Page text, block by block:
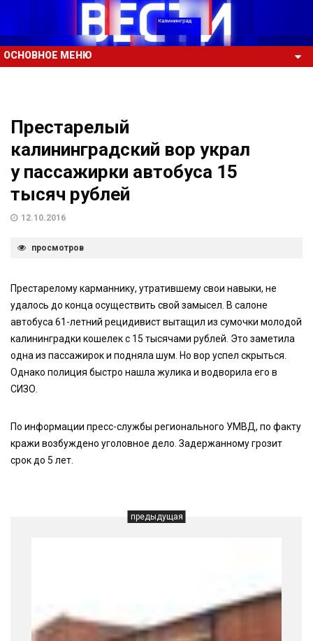
ОСНОВНОЕ МЕНЮ
Престарелый
калининградский вор украл
у пассажирки автобуса 15
тысяч рублей
12.10.2016
просмотров
Престарелому карманнику, утратившему свои навыки, не
удалось до конца осуществить свой замысел. В салоне
автобуса 61-летний рецидивист вытащил из сумочки молодой
калининградки кошелек с 15 тысячами рублей. Это заметила
одна из пассажирок и подняла шум. Но вор успел скрыться.
Однако полиция быстро нашла жулика и водворила его в
СИЗО.
По информации пресс-службы регионального УМВД, по факту
кражи возбуждено уголовное дело. Задержанному грозит
срок до 5 лет.
предыдущая